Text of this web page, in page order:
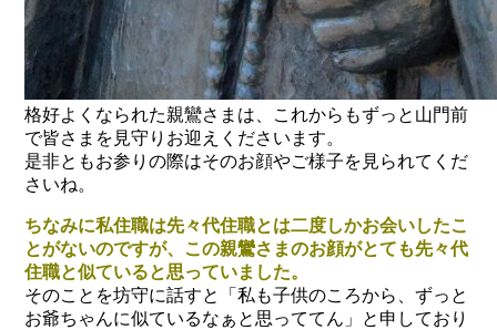
格好よくなられた親鸞さまは、これからもずっと山門前
で皆さまを見守りお迎えくださいます。
是非ともお参りの際はそのお顔やご様子を見られてくだ
さいね。
ちなみに私住職は先々代住職とは二度しかお会いしたこ
とがないのですが、この親鸞さまのお顔がとても先々代
住職と似ていると思っていました。
そのことを坊守に話すと「私も子供のころから、ずっと
お爺ちゃんに似ているなぁと思っててん」と申しており